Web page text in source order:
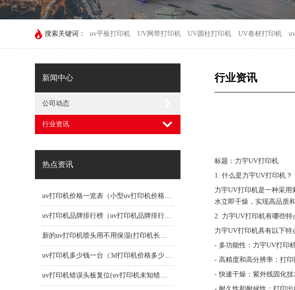
搜索关键词： uv平板打印机 UV网带打印机 UV圆柱打印机 UV卷材打印机
新闻中心
公司动态
行业资讯
热点资讯
uv打印机价格一览表（小型uv打印机价格一览表）
uv打印机品牌排行榜（uv打印机品牌排行榜前十名）
新的uv打印机喷头用不用保湿(打印机长时间不用喷头会堵吗)
uv打印机多少钱一台（3d打印机价格多少钱一台）
uv打印机错误头板复位(uv打印机未知错误1191)
行业资讯
标题：力宇UV打印机
1. 什么是力宇UV打印机？
力宇UV打印机是一种采
水立即干燥，实现高品质
2. 力宇UV打印机有哪些特
力宇UV打印机具有以下特
- 多功能性：力宇UV打印
- 高精度和高分辨率：打
- 快速干燥：紫外线固化